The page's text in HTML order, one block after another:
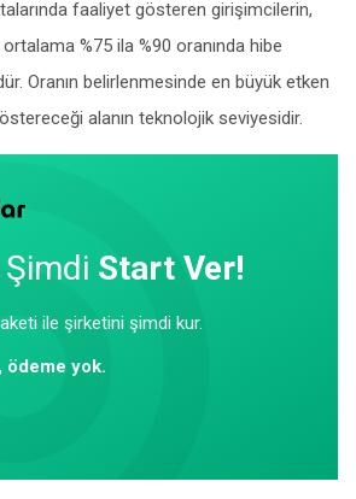
faaliyet gösteren girişimcilerin,
ortalama %75 ila %90 oranında hibe
Oranın belirlenmesinde en büyük etken
alanın teknolojik seviyesidir.
Şimdi Start Ver!
ile şirketini şimdi kur.
ödeme yok.